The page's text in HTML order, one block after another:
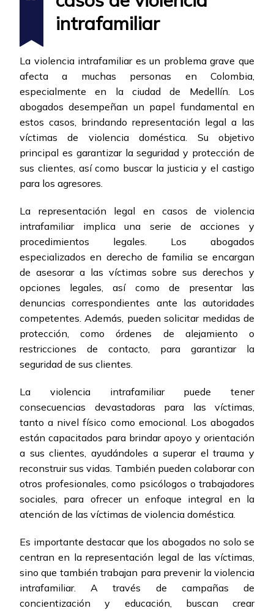
intrafamiliar
La violencia intrafamiliar es un problema grave que
afecta a muchas personas en Colombia,
especialmente en la ciudad de Medellín. Los
abogados desempeñan un papel fundamental en
estos casos, brindando representación legal a las
víctimas de violencia doméstica. Su objetivo
principal es garantizar la seguridad y protección de
sus clientes, así como buscar la justicia y el castigo
para los agresores.
La representación legal en casos de violencia
intrafamiliar implica una serie de acciones y
procedimientos legales. Los abogados
especializados en derecho de familia se encargan
de asesorar a las víctimas sobre sus derechos y
opciones legales, así como de presentar las
denuncias correspondientes ante las autoridades
competentes. Además, pueden solicitar medidas de
protección, como órdenes de alejamiento o
restricciones de contacto, para garantizar la
seguridad de sus clientes.
La violencia intrafamiliar puede tener
consecuencias devastadoras para las víctimas,
tanto a nivel físico como emocional. Los abogados
están capacitados para brindar apoyo y orientación
a sus clientes, ayudándoles a superar el trauma y
reconstruir sus vidas. También pueden colaborar con
otros profesionales, como psicólogos o trabajadores
sociales, para ofrecer un enfoque integral en la
atención de las víctimas de violencia doméstica.
Es importante destacar que los abogados no solo se
centran en la representación legal de las víctimas,
sino que también trabajan para prevenir la violencia
intrafamiliar. A través de campañas de
concientización y educación, buscan crear